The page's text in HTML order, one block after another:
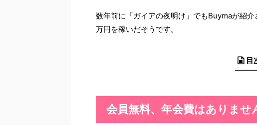
数年前に「ガイアの夜明け」でもBuymaが紹
万円を稼いだそうです。
目
会員無料、年会費はありませ